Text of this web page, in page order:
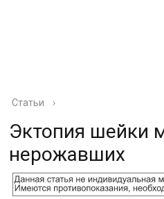
Статьи ›
Эктопия шейки
нерожавших